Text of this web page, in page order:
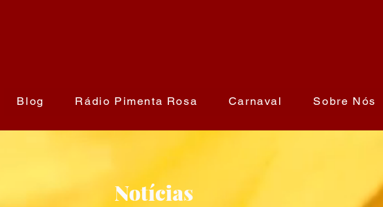
Blog Rádio Pimenta Rosa Carnaval Sobre Nós
Notícias